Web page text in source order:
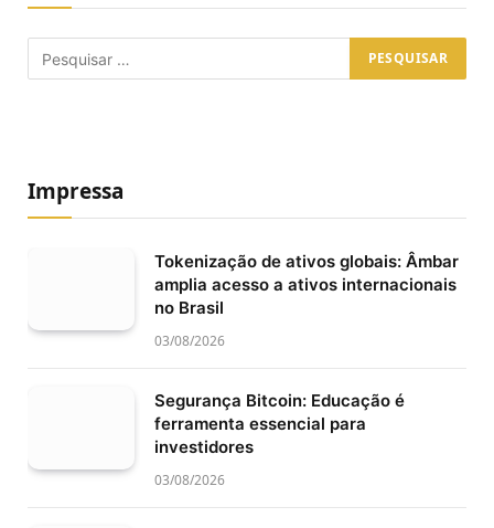
Impressa
Tokenização de ativos globais: Âmbar
amplia acesso a ativos internacionais
no Brasil
03/08/2026
Segurança Bitcoin: Educação é
ferramenta essencial para
investidores
03/08/2026